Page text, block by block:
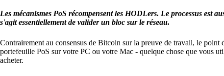
Les mécanismes PoS récompensent les HODLers. Le processus est
s'agit essentiellement de valider un bloc sur le réseau.
Contrairement au consensus de Bitcoin sur la preuve de travail, le
portefeuille PoS sur votre PC ou votre Mac - quelque chose que vous
acheter.